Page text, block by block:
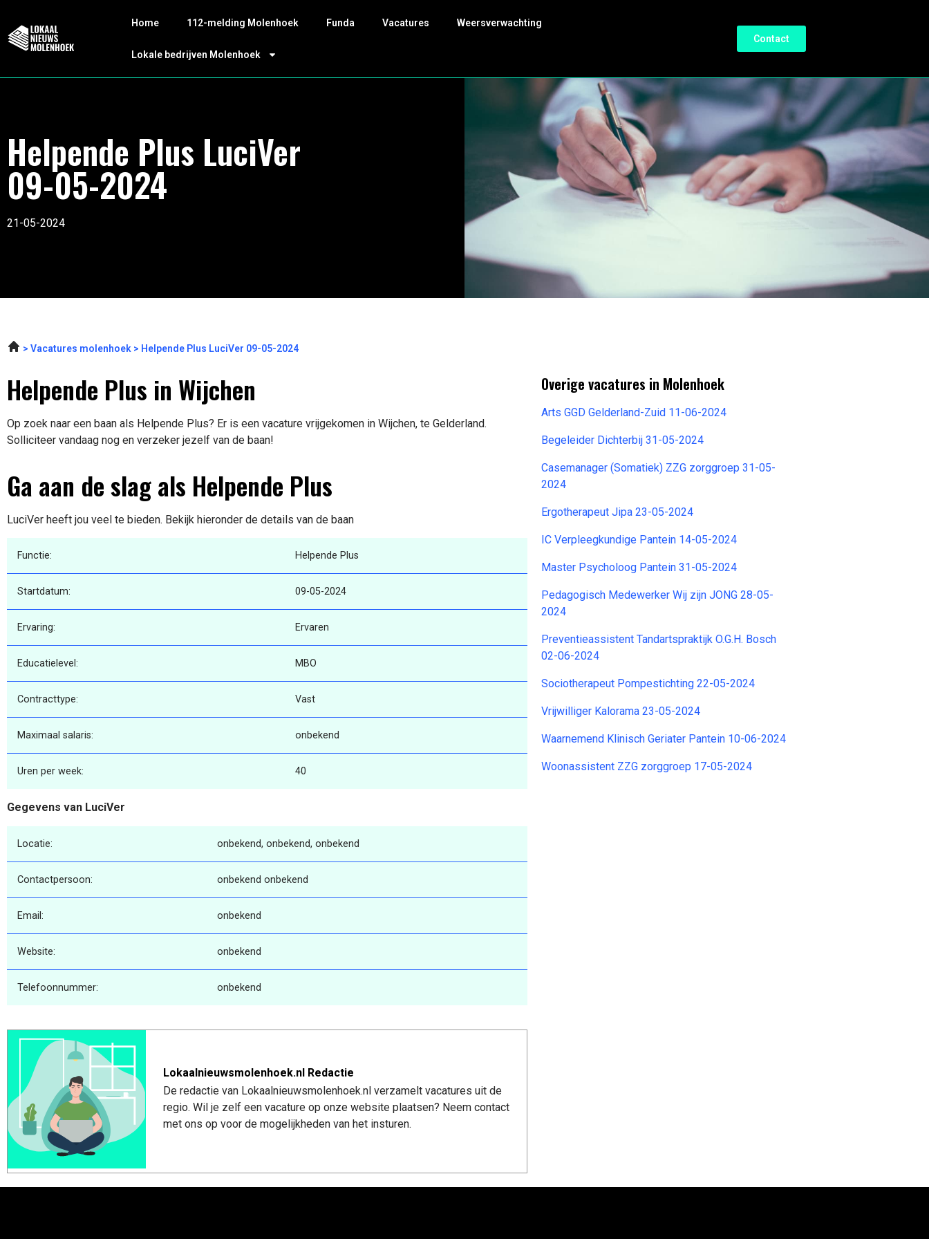
Home 112-melding Molenhoek Funda Vacatures Weersverwachting
Lokale bedrijven Molenhoek
Contact
Helpende Plus LuciVer
09-05-2024
21-05-2024
Vacatures molenhoek Helpende Plus LuciVer 09-05-2024
Helpende Plus in Wijchen
Op zoek naar een baan als Helpende Plus? Er is een vacature vrijgekomen in Wijchen, te Gelderland.
Solliciteer vandaag nog en verzeker jezelf van de baan!
Ga aan de slag als Helpende Plus
LuciVer heeft jou veel te bieden. Bekijk hieronder de details van de baan
Functie: Helpende Plus
Startdatum: 09-05-2024
Ervaring: Ervaren
Educatielevel: MBO
Contracttype: Vast
Maximaal salaris: onbekend
Uren per week: 40
Gegevens van LuciVer
Locatie: onbekend, onbekend, onbekend
Contactpersoon: onbekend onbekend
Email: onbekend
Website: onbekend
Telefoonnummer: onbekend
Lokaalnieuwsmolenhoek.nl Redactie
De redactie van Lokaalnieuwsmolenhoek.nl verzamelt vacatures uit de
regio. Wil je zelf een vacature op onze website plaatsen? Neem contact
met ons op voor de mogelijkheden van het insturen.
Overige vacatures in Molenhoek
Arts GGD Gelderland-Zuid 11-06-2024
Begeleider Dichterbij 31-05-2024
Casemanager (Somatiek) ZZG zorggroep 31-05-
2024
Ergotherapeut Jipa 23-05-2024
IC Verpleegkundige Pantein 14-05-2024
Master Psycholoog Pantein 31-05-2024
Pedagogisch Medewerker Wij zijn JONG 28-05-
2024
Preventieassistent Tandartspraktijk O.G.H. Bosch
02-06-2024
Sociotherapeut Pompestichting 22-05-2024
Vrijwilliger Kalorama 23-05-2024
Waarnemend Klinisch Geriater Pantein 10-06-2024
Woonassistent ZZG zorggroep 17-05-2024